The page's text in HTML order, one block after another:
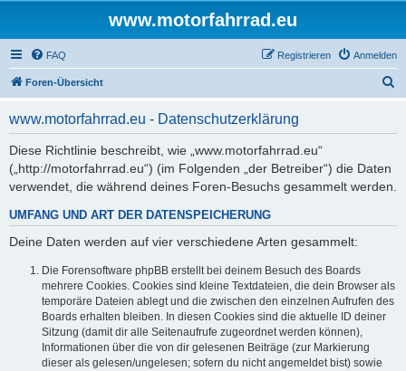
www.motorfahrrad.eu
FAQ Anmelden
Registrieren
Foren-Übersicht
www.motorfahrrad.eu - Datenschutzerklärung
Diese Richtlinie beschreibt, wie „www.motorfahrrad.eu“
(„http://motorfahrrad.eu“) (im Folgenden „der Betreiber“) die Daten
verwendet, die während deines Foren-Besuchs gesammelt werden.
UMFANG UND ART DER DATENSPEICHERUNG
Deine Daten werden auf vier verschiedene Arten gesammelt:
Die Forensoftware phpBB erstellt bei deinem Besuch des Boards
mehrere Cookies. Cookies sind kleine Textdateien, die dein Browser als
temporäre Dateien ablegt und die zwischen den einzelnen Aufrufen des
Boards erhalten bleiben. In diesen Cookies sind die aktuelle ID deiner
Sitzung (damit dir alle Seitenaufrufe zugeordnet werden können),
Informationen über die von dir gelesenen Beiträge (zur Markierung
dieser als gelesen/ungelesen; sofern du nicht angemeldet bist) sowie